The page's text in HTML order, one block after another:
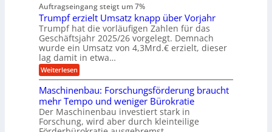
e
n
b
a
u
a
u
f
e
n
f
ü
h
r
u
n
g
e
n
B
S
C
r
t
u
n
g
s
r
e
e
s
H
y
b
Auftragseingang steigt um 7%
Trumpf erzielt Umsatz knapp über Vorjahr
Trumpf hat die vorläufigen Zahlen für das
Geschäftsjahr 2025/26 vorgelegt. Demnach
wurde ein Umsatz von 4,3Mrd.€ erzielt, dieser
lag damit in etwa…
Weiterlesen:
T
u
m
p
f
e
Maschinenbau: Forschungsförderung braucht
mehr Tempo und weniger Bürokratie
Der Maschinenbau investiert stark in
Forschung, wird aber durch kleinteilige